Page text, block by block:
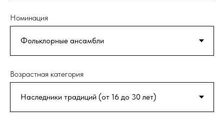
Номинация
Возрастная категория